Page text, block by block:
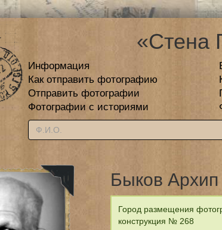
«Стена
Информация
Как отправить фотографию
Отправить фотографии
Фотографии с историями
Быков
Город размещения
конструкция № 268